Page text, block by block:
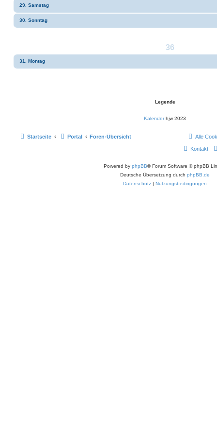
29. Samstag
30. Sonntag
36
31. Montag
Legende
Kalenderhjw 2023
Startseite Portal Foren-Übersicht Alle
Kontakt
Powered by phpBB® Forum Software © phpBB
Deutsche Übersetzung durch phpBB.de
Datenschutz | Nutzungsbedingungen